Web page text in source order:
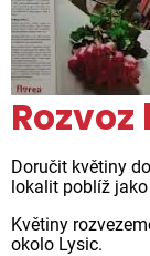
Doručit květiny
lokalit poblíž
Květiny
okolo Lysic.